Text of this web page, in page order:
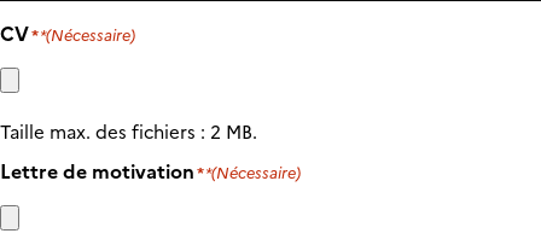
CV (Nécessaire)
Taille max. des fichiers : 2 MB.
Lettre de motivation (Nécessaire)